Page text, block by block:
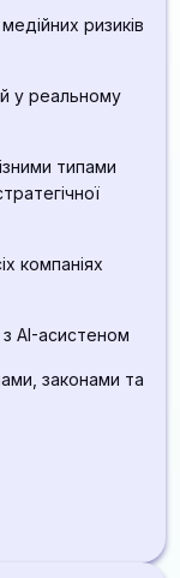
ризиків
у реальному
типами
компаніях
AI-асистеном
законами та